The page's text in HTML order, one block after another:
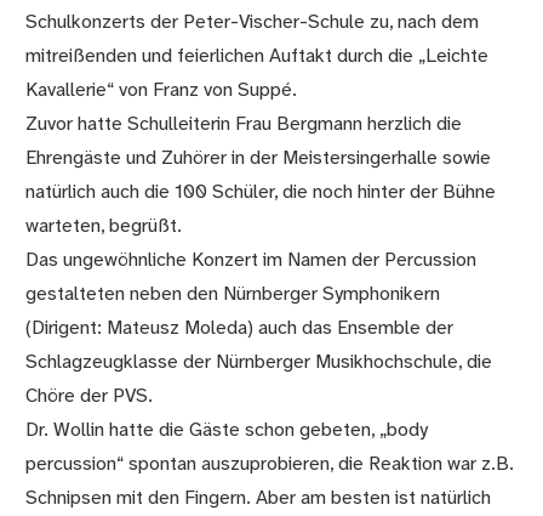
Schulkonzerts der Peter-Vischer-Schule zu, nach dem
mitreißenden und feierlichen Auftakt durch die „Leichte
Kavallerie“ von Franz von Suppé.
Zuvor hatte Schulleiterin Frau Bergmann herzlich die
Ehrengäste und Zuhörer in der Meistersingerhalle sowie
natürlich auch die 100 Schüler, die noch hinter der Bühne
warteten, begrüßt.
Das ungewöhnliche Konzert im Namen der Percussion
gestalteten neben den Nürnberger Symphonikern
(Dirigent: Mateusz Moleda) auch das Ensemble der
Schlagzeugklasse der Nürnberger Musikhochschule, die
Chöre der PVS.
Dr. Wollin hatte die Gäste schon gebeten, „body
percussion“ spontan auszuprobieren, die Reaktion war z.B.
Schnipsen mit den Fingern. Aber am besten ist natürlich